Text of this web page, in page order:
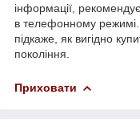
інформації,
в телефонному режимі.
підкаже, як вигідно
покоління.
Приховати